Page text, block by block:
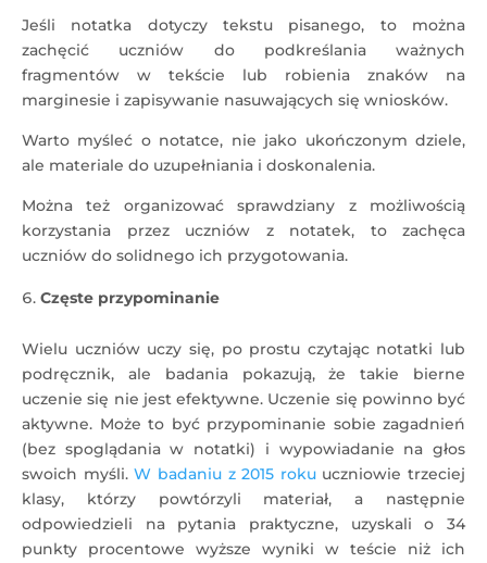
Jeśli notatka dotyczy tekstu pisanego, to można
zachęcić uczniów do podkreślania ważnych
fragmentów w tekście lub robienia znaków na
marginesie i zapisywanie nasuwających się wniosków.
Warto myśleć o notatce, nie jako ukończonym dziele,
ale materiale do uzupełniania i doskonalenia.
Można też organizować sprawdziany z możliwością
korzystania przez uczniów z notatek, to zachęca
uczniów do solidnego ich przygotowania.
Częste przypominanie
Wielu uczniów uczy się, po prostu czytając notatki lub
podręcznik, ale badania pokazują, że takie bierne
uczenie się nie jest efektywne. Uczenie się powinno być
aktywne. Może to być przypominanie sobie zagadnień
(bez spoglądania w notatki) i wypowiadanie na głos
swoich myśli.W badaniu z 2015 rokuuczniowie trzeciej
klasy, którzy powtórzyli materiał, a następnie
odpowiedzieli na pytania praktyczne, uzyskali o 34
punkty procentowe wyższe wyniki w teście niż ich